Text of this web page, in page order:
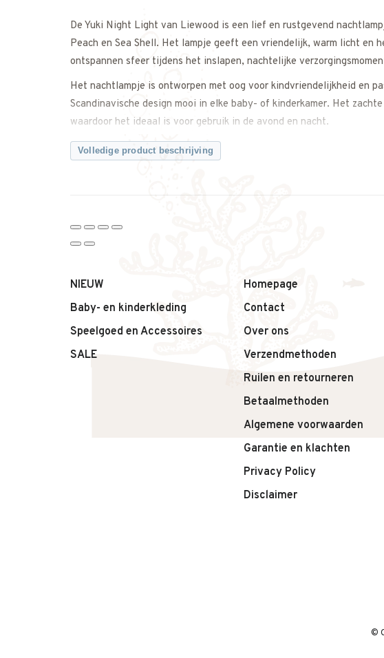
De Yuki Night Light van Liewood is een lief en rustgevend
Peach en Sea Shell. Het lampje geeft een vriendelijk, warm licht en
ontspannen sfeer tijdens het inslapen, nachtelijke
Het nachtlampje is ontworpen met oog voor kindvriendelijkheid en
Scandinavische design mooi in elke baby- of kinderkamer. Het
waardoor het ideaal is voor gebruik in de avond en nacht.
Waarom dit nachtlampje van Liewood een fijne keuze is:
– Nachtlampje voor baby- en kinderkamer
Productdetails:
– Productnaam: Yuki Night Light
– Kleur: Peach / Sea Shell
– Type: Nachtlampje
Volledige product beschrijving
NIEUW
Baby- en kinderkleding
Speelgoed en Accessoires
SALE
Homepage
Contact
Over ons
Verzendmethoden
Ruilen en retourneren
Betaalmethoden
Algemene voorwaarden
Garantie en klachten
Privacy Policy
Disclaimer
©